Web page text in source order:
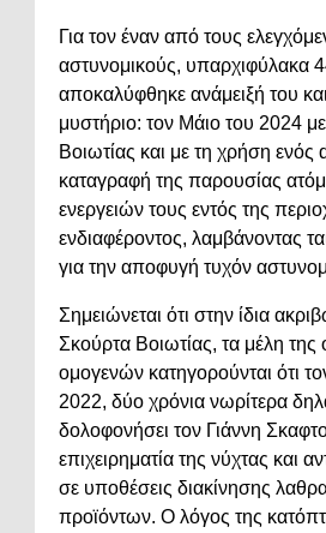
Για τον έναν από τους
αστυνομικούς, υπαρχιφύλακα
αποκαλύφθηκε ανάμειξή του
μυστήριο: τον Μάιο του 2024
Βοιωτίας και με τη χρήση ενός
καταγραφή της παρουσίας
ενεργειών τους εντός της
ενδιαφέροντος, λαμβάνοντας
για την αποφυγή τυχόν
Σημειώνεται ότι στην ίδια
Σκούρτα Βοιωτίας, τα μέλη
ομογενών κατηγορούνται ότι
2022, δύο χρόνια νωρίτερα
δολοφονήσει τον Γιάννη
επιχειρηματία της νύχτας και
σε υποθέσεις διακίνησης
προϊόντων. Ο λόγος της